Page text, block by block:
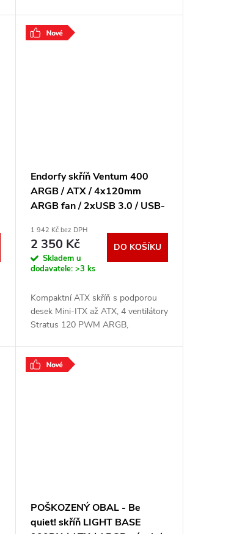
PCIe 5.1 s 16pinovým
Endorfy skříň Ventum 400
ARGB / ATX / 4x120mm
ARGB fan / 2xUSB 3.0 / USB-
černá EY2A023
1 942 Kč bez DPH
2 350 Kč
Skladem u
dodavatele: >3 ks
DO KOŠÍKU
Kompaktní ATX skříň s podporou
desek Mini-ITX až ATX, 4 ventilátory
Stratus 120 PWM ARGB,
prachovými filtry.
POŠKOZENÝ OBAL - Be
quiet! skříň LIGHT BASE